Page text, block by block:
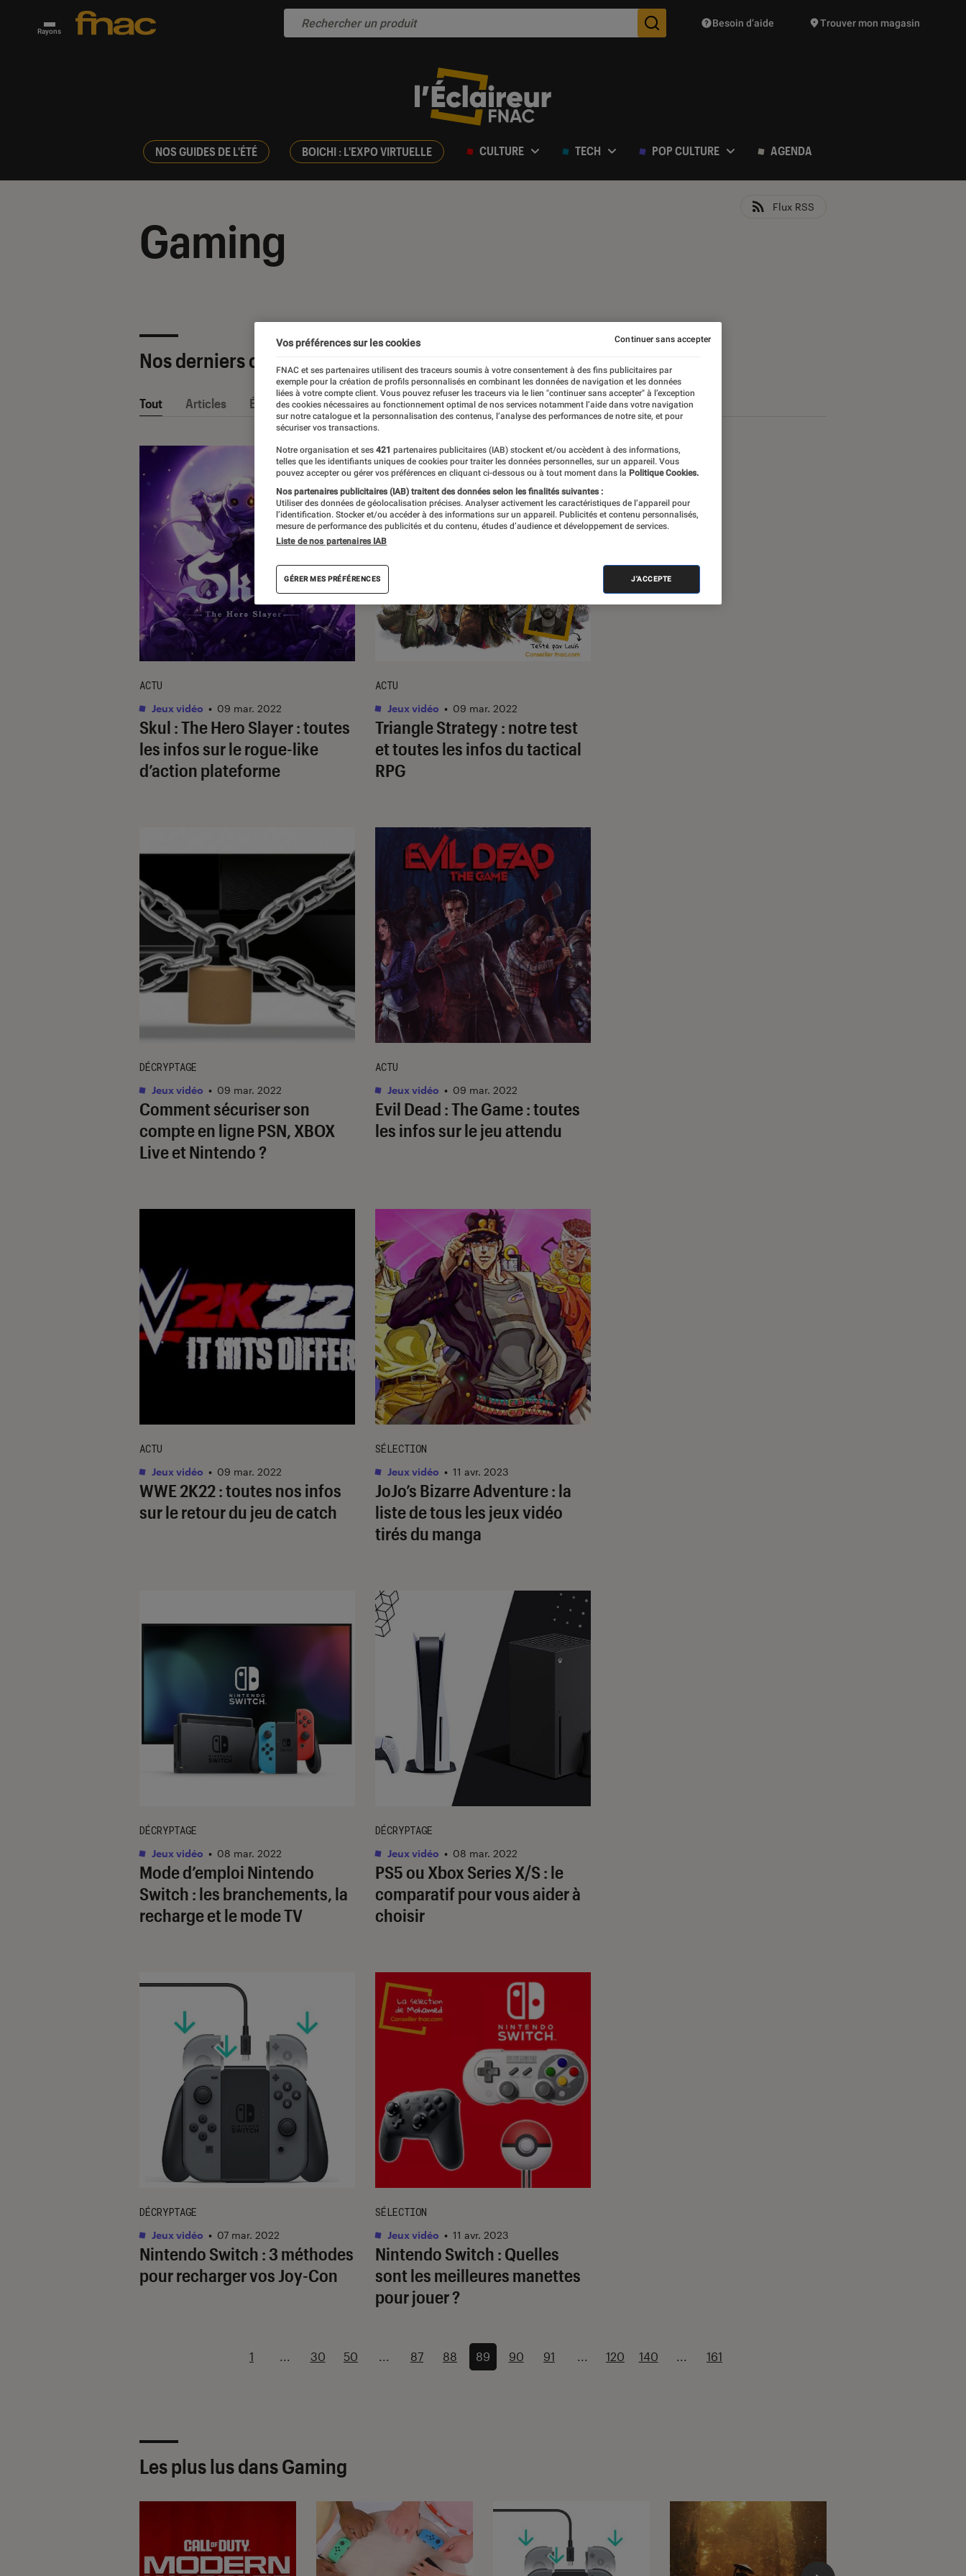
Rayons Des suggestions de produits vont vous être proposées
Besoin d’aide Trouver mon magasin
NOS GUIDES DE L'ÉTÉ BOICHI : L'EXPO VIRTUELLE CULTURE TECH POP CULTURE AGENDA
Gaming
Flux RSS
Nos derniers contenus
Tout Articles Événéments Sélections et guides Tests
Skul : The Hero Slayer : toutes
les infos sur le rogue-like
d’action plateforme
ACTU
Jeux vidéo • 09 mar. 2022
Triangle Strategy : notre test
et toutes les infos du tactical
RPG
ACTU
Jeux vidéo • 09 mar. 2022
Comment sécuriser son
compte en ligne PSN, XBOX
Live et Nintendo ?
DÉCRYPTAGE
Jeux vidéo • 09 mar. 2022
Evil Dead : The Game : toutes
les infos sur le jeu attendu
ACTU
Jeux vidéo • 09 mar. 2022
WWE 2K22 : toutes nos infos
sur le retour du jeu de catch
ACTU
Jeux vidéo • 09 mar. 2022
JoJo’s Bizarre Adventure : la
liste de tous les jeux vidéo
tirés du manga
SÉLECTION
Jeux vidéo • 11 avr. 2023
Mode d’emploi Nintendo
Switch : les branchements, la
recharge et le mode TV
DÉCRYPTAGE
Jeux vidéo • 08 mar. 2022
PS5 ou Xbox Series X/S : le
comparatif pour vous aider à
choisir
DÉCRYPTAGE
Jeux vidéo • 08 mar. 2022
Nintendo Switch : 3 méthodes
pour recharger vos Joy-Con
DÉCRYPTAGE
Jeux vidéo • 07 mar. 2022
Nintendo Switch : Quelles
sont les meilleures manettes
pour jouer ?
SÉLECTION
Jeux vidéo • 11 avr. 2023
1 ... 30 50 ... 87 88 89 90 91 ... 120 140 ... 161
Les plus lus dans Gaming
Vos préférences sur les cookies
FNAC et ses partenaires utilisent des traceurs soumis à votre consentement à des fins publicitaires par
exemple pour la création de profils personnalisés en combinant les données de navigation et les données
liées à votre compte client. Vous pouvez refuser les traceurs via le lien "continuer sans accepter" à l’exception
des cookies nécessaires au fonctionnement optimal de nos services notamment l’aide dans votre navigation
sur notre catalogue et la personnalisation des contenus, l’analyse des performances de notre site, et pour
sécuriser vos transactions.
Notre organisation et ses 421 partenaires publicitaires (IAB) stockent et/ou accèdent à des informations,
telles que les identifiants uniques de cookies pour traiter les données personnelles, sur un appareil. Vous
pouvez accepter ou gérer vos préférences en cliquant ci-dessous ou à tout moment dans la Politique Cookies.
Nos partenaires publicitaires (IAB) traitent des données selon les finalités suivantes :
Utiliser des données de géolocalisation précises. Analyser activement les caractéristiques de l’appareil pour
l’identification. Stocker et/ou accéder à des informations sur un appareil. Publicités et contenu personnalisés,
mesure de performance des publicités et du contenu, études d’audience et développement de services.
Liste de nos partenaires IAB
GÉRER MES PRÉFÉRENCES J'ACCEPTE
Continuer sans accepter